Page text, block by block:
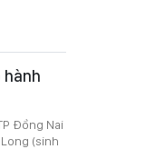
hành
Đồng Nai
(sinh